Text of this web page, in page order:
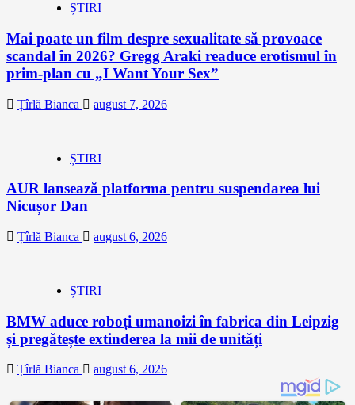
ȘTIRI
Mai poate un film despre sexualitate să provoace
scandal în 2026? Gregg Araki readuce erotismul în
prim-plan cu „I Want Your Sex”
Țîrlă Bianca august 7, 2026
ȘTIRI
AUR lansează platforma pentru suspendarea lui
Nicușor Dan
Țîrlă Bianca august 6, 2026
ȘTIRI
BMW aduce roboți umanoizi în fabrica din Leipzig
și pregătește extinderea la mii de unități
Țîrlă Bianca august 6, 2026